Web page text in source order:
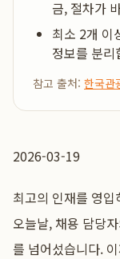
금, 절차가
최소 2개 이
정보를 분리
참고 출처: 한국관
2026-03-19
최고의 인재를 영
오늘날, 채용 담당
를 넘어섰습니다.